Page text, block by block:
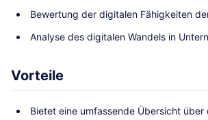
Bewertung der digitalen Fähigkeiten
Analyse des digitalen Wandels in
Vorteile
Bietet eine umfassende Übersicht